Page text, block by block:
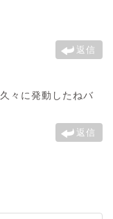
返信
々に発動したねバ
返信